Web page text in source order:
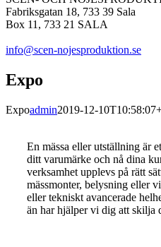
Fabriksgatan 18, 733 39 Sala
Box 11, 733 21 SALA
info@scen-nojesproduktion.se
Expo
Expoadmin2019-12-
En mässa eller utställning är
ditt varumärke och nå dina
verksamhet upplevs på rätt
mässmonter, belysning eller
eller tekniskt avancerade
än har hjälper vi dig att skilja